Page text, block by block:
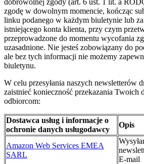
zgodę w dowolnym momencie, kończąc
linku podanego w każdym biuletynie lub
istniejącego konta klienta, przy czym
przeprowadzone do momentu wycofania
uzasadnione. Nie jesteś zobowiązany do
ale bez tych informacji nie możemy
biuletynu.
W celu przesyłania naszych newsletterów
zaistnieć konieczność przekazania Twoich
odbiorcom:
Dostawca usług i informacje o
ochronie danych usługodawcy
Opis
Amazon Web Services EMEA
SARL
E-mail